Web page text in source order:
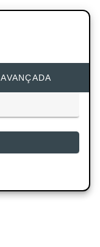
AVANÇADA